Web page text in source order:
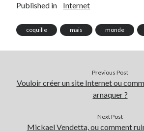
Published in Internet
coquille mais monde
Previous Post
Vouloir créer un site Internet ou
arnaquer ?
Next Post
Mickael Vendetta, ou comment